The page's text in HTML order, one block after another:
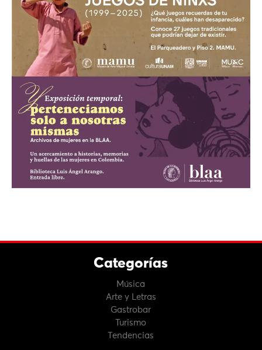
Categorías
Música
Arte y Letras
Gastrobar
Turismo
Tendencias